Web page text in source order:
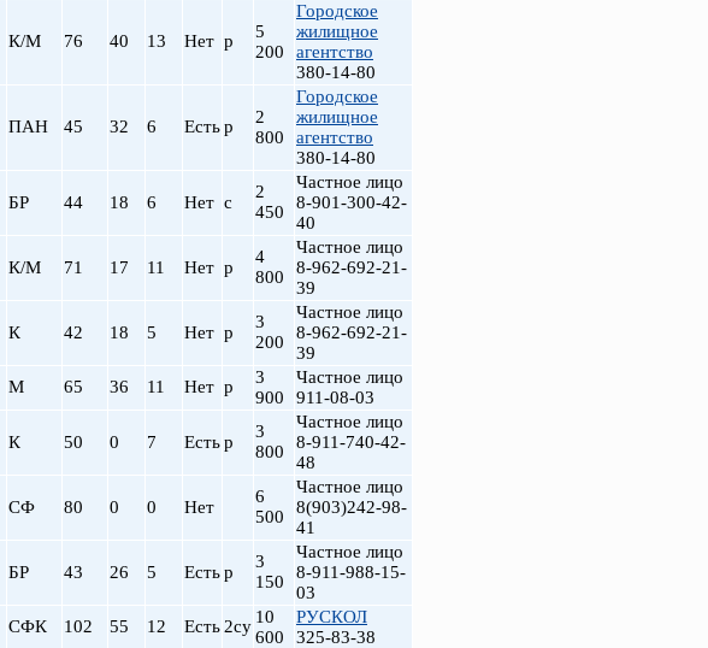
К/М 76 40 13 Нет р
5
200
Городское
жилищное
агентство
380-14-80
ПАН 45 32 6 Естьр
2
800
Городское
жилищное
агентство
380-14-80
БР 44 18 6 Нет с
2
450
Частное лицо
8-901-300-42-
40
К/М 71 17 11 Нет р
4
800
Частное лицо
8-962-692-21-
39
К 42 18 5 Нет р
3
200
Частное лицо
8-962-692-21-
39
М 65 36 11 Нет р
3
900
Частное лицо
911-08-03
К 50 0 7 Естьр
3
800
Частное лицо
8-911-740-42-
48
СФ 80 0 0 Нет
6
500
Частное лицо
8(903)242-98-
41
БР 43 26 5 Естьр
3
150
Частное лицо
8-911-988-15-
03
СФК 102 55 12 Есть 2су 10
600
РУСКОЛ
325-83-38